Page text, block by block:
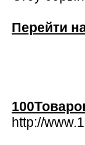
Перейти
http://